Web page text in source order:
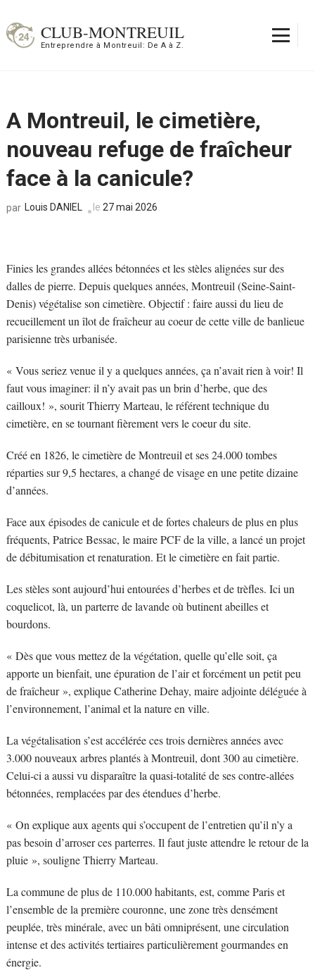
au
contenu
CLUB-MONTREUIL
Entreprendre à Montreuil: De A à Z.
A Montreuil, le cimetière,
nouveau refuge de fraîcheur
face à la canicule?
par Louis DANIEL le 27 mai 2026
Finies les grandes allées bétonnées et les stèles alignées sur des
dalles de pierre. Depuis quelques années, Montreuil (Seine-Saint-
Denis) végétalise son cimetière. Objectif : faire aussi du lieu de
recueillement un îlot de fraîcheur au coeur de cette ville de banlieue
parisienne très urbanisée.
« Vous seriez venue il y a quelques années, ça n’avait rien à voir! Il
faut vous imaginer: il n’y avait pas un brin d’herbe, que des
cailloux! », sourit Thierry Marteau, le référent technique du
cimetière, en se tournant fièrement vers le coeur du site.
Créé en 1826, le cimetière de Montreuil et ses 24.000 tombes
réparties sur 9,5 hectares, a changé de visage en une petite dizaine
d’années.
Face aux épisodes de canicule et de fortes chaleurs de plus en plus
fréquents, Patrice Bessac, le maire PCF de la ville, a lancé un projet
de débitumisation et renaturation. Et le cimetière en fait partie.
Les stèles sont aujourd’hui entourées d’herbes et de trèfles. Ici un
coquelicot, là, un parterre de lavande où butinent abeilles et
bourdons.
« Dès que vous mettez de la végétation, quelle qu’elle soit, ça
apporte un bienfait, une épuration de l’air et forcément un petit peu
de fraîcheur », explique Catherine Dehay, maire adjointe déléguée à
l’environnement, l’animal et la nature en ville.
La végétalisation s’est accélérée ces trois dernières années avec
3.000 nouveaux arbres plantés à Montreuil, dont 300 au cimetière.
Celui-ci a aussi vu disparaître la quasi-totalité de ses contre-allées
bétonnées, remplacées par des étendues d’herbe.
« On explique aux agents qui s’occupent de l’entretien qu’il n’y a
pas besoin d’arroser ces parterres. Il faut juste attendre le retour de la
pluie », souligne Thierry Marteau.
La commune de plus de 110.000 habitants, est, comme Paris et
l’ensemble de la première couronne, une zone très densément
peuplée, très minérale, avec un bâti omniprésent, une circulation
intense et des activités tertiaires particulièrement gourmandes en
énergie.